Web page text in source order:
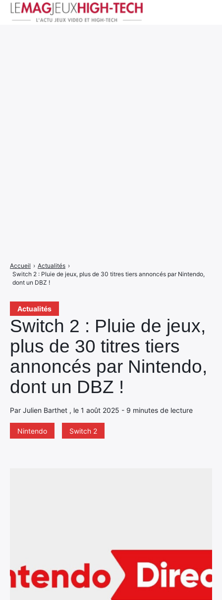
Actualités
Switch 2 : Pluie de jeux,
plus de 30 titres tiers
annoncés par Nintendo,
dont un DBZ !
Par Julien Barthet , le 1 août 2025 - 9 minutes de lecture
Nintendo Switch 2
Accueil › Actualités ›
Switch 2 : Pluie de jeux, plus de 30 titres tiers annoncés par Nintendo,
dont un DBZ !